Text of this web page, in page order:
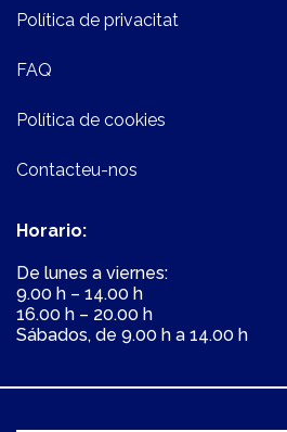
Política de privacitat
FAQ
Política de cookies
Contacteu-nos
Horario:
De lunes a viernes:
9.00 h – 14.00 h
16.00 h – 20.00 h
Sábados, de 9.00 h a 14.00 h